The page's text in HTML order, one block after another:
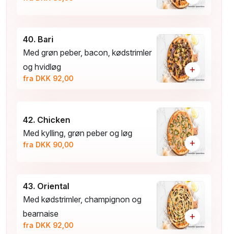
40. Bari
Med grøn peber, bacon, kødstrimler
og hvidløg
fra DKK 92,00
+
42. Chicken
Med kylling, grøn peber og løg
fra DKK 90,00 +
43. Oriental
Med kødstrimler, champignon og
bearnaise
fra DKK 92,00
+